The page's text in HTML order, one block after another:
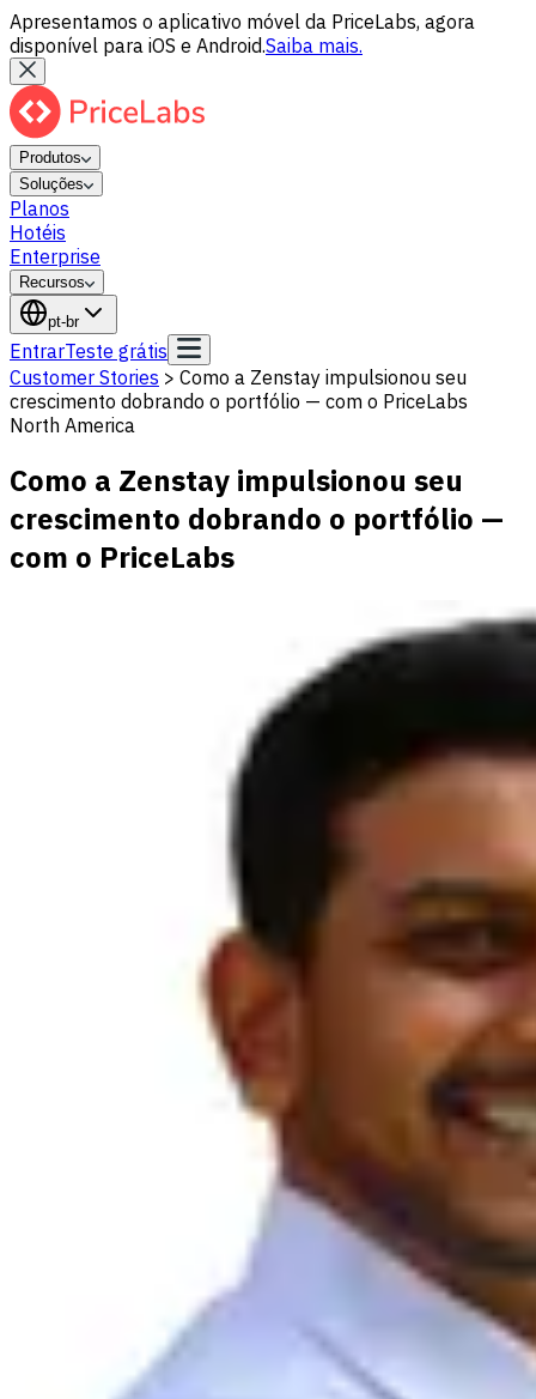
Apresentamos o aplicativo móvel da PriceLabs, agora
disponível para iOS e Android.Saiba mais.
Produtos
Soluções
Planos
Hotéis
Enterprise
Recursos
pt-br
EntrarTeste grátis
Customer Stories > Como a Zenstay impulsionou seu
crescimento dobrando o portfólio — com o PriceLabs
North America
Como a Zenstay impulsionou seu
crescimento dobrando o portfólio —
com o PriceLabs